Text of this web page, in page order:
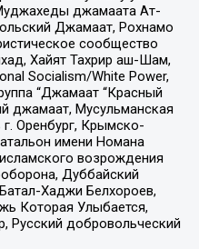
джамаата Ат-
Джамаат, Рохнамо
сообщество
Хайят Тахрир аш-Шам,
Socialism/White Power,
“Джамаат “Красный
джамаат, Мусульманская
г. Оренбург, Крымско-
имени Номана
возрождения
Дуббайский
Хаджи Белхороев,
Которая Улыбается,
Русский добровольческий